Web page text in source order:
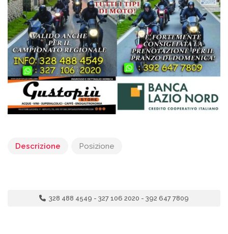
Descrizione Posizione
328 488 4549 - 327 106 2020 - 392 647 7809